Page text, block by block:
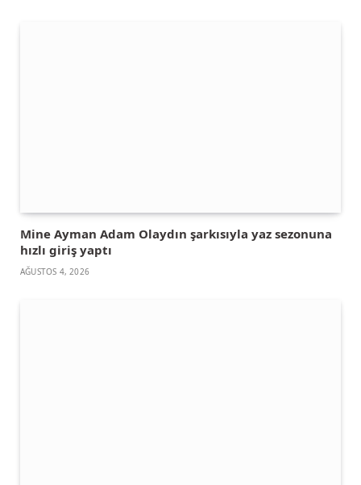
Mine Ayman Adam Olaydın şarkısıyla yaz sezonuna
hızlı giriş yaptı
AĞUSTOS 4, 2026